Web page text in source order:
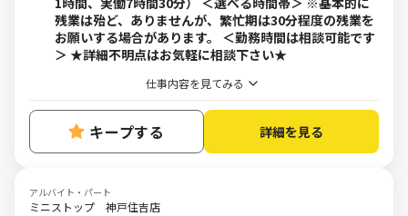
残業は殆ど、ありませんが、繁忙期は30分程度の残業を
お願いする場合があります。 ＜勤務時間は相談可能です
＞ ★詳細不明点はお気軽に相談下さい★
仕事内容を見てみる
キープする 詳細を見る
アルバイト・パート
ミニストップ 神戸住吉店